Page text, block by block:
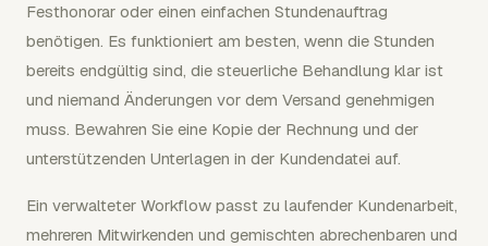
Festhonorar oder einen einfachen Stundenauftrag
benötigen. Es funktioniert am besten, wenn die Stunden
bereits endgültig sind, die steuerliche Behandlung klar ist
und niemand Änderungen vor dem Versand genehmigen
muss. Bewahren Sie eine Kopie der Rechnung und der
unterstützenden Unterlagen in der Kundendatei auf.
Ein verwalteter Workflow passt zu laufender Kundenarbeit,
mehreren Mitwirkenden und gemischten abrechenbaren und